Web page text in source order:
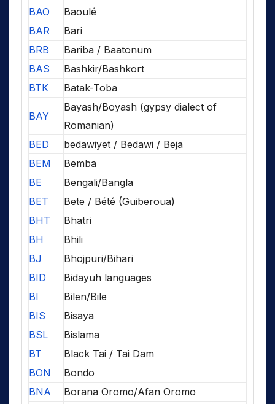
BAO
Baoulé
BAR
Bari
BRB
Bariba / Baatonum
BAS
Bashkir/Bashkort
BTK
Batak-Toba
BAY
Bayash/Boyash (gypsy dialect of
Romanian)
BED
bedawiyet / Bedawi / Beja
BEM
Bemba
BE
Bengali/Bangla
BET
Bete / Bété (Guiberoua)
BHT
Bhatri
BH
Bhili
BJ
Bhojpuri/Bihari
BID
Bidayuh languages
BI
Bilen/Bile
BIS
Bisaya
BSL
Bislama
BT
Black Tai / Tai Dam
BON
Bondo
BNA
Borana Oromo/Afan Oromo